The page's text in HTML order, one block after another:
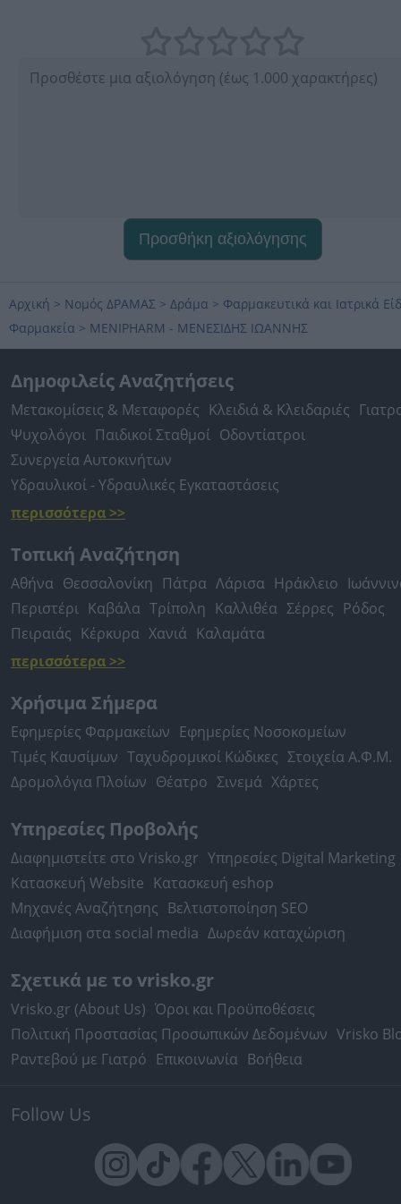
Προσθήκη αξιολόγησης
Αρχική > Νομός ΔΡΑΜΑΣ > Δράμα > Φαρμακευτικά και Ιατρικά
Φαρμακεία > MENIPHARM - ΜΕΝΕΣΙΔΗΣ ΙΩΑΝΝΗΣ
Δημοφιλείς Αναζητήσεις
Μετακομίσεις & Μεταφορές Κλειδιά & Κλειδαριές
Ψυχολόγοι Παιδικοί Σταθμοί Οδοντίατροι
Συνεργεία Αυτοκινήτων
Υδραυλικοί - Υδραυλικές Εγκαταστάσεις
περισσότερα >>
Τοπική Αναζήτηση
Αθήνα Θεσσαλονίκη Πάτρα Λάρισα Ηράκλειο
Περιστέρι Καβάλα Τρίπολη Καλλιθέα Σέρρες Ρόδος
Πειραιάς Κέρκυρα Χανιά Καλαμάτα
περισσότερα >>
Χρήσιμα Σήμερα
Εφημερίες Φαρμακείων Εφημερίες Νοσοκομείων
Τιμές Καυσίμων Ταχυδρομικοί Κώδικες Στοιχεία Α.Φ.Μ.
Δρομολόγια Πλοίων Θέατρο Σινεμά Χάρτες
Υπηρεσίες Προβολής
Διαφημιστείτε στο Vrisko.gr Υπηρεσίες Digital Marketing
Κατασκευή Website Κατασκευή eshop
Μηχανές Αναζήτησης Βελτιστοποίηση SEO
Διαφήμιση στα social media Δωρεάν καταχώριση
Σχετικά με το vrisko.gr
Vrisko.gr (About Us) Όροι και Προϋποθέσεις
Πολιτική Προστασίας Προσωπικών Δεδομένων Vrisko
Ραντεβού με Γιατρό Επικοινωνία Βοήθεια
Follow Us